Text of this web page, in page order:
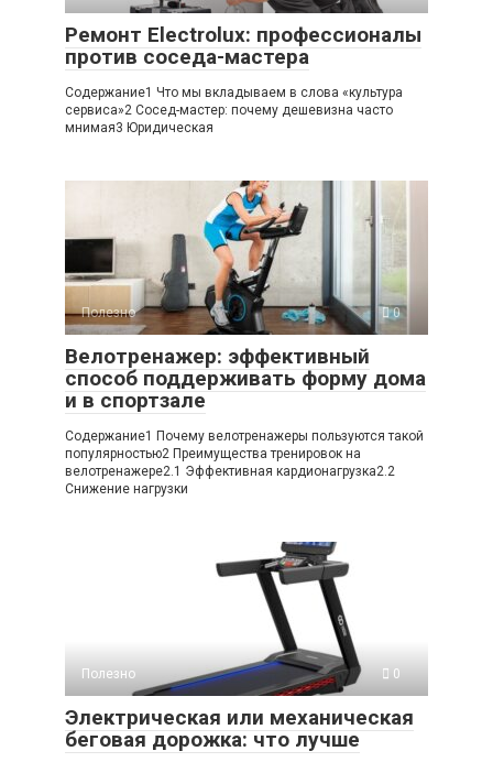
Ремонт Electrolux: профессионалы
против соседа-мастера
Содержание1 Что мы вкладываем в слова «культура
сервиса»2 Сосед-мастер: почему дешевизна часто
мнимая3 Юридическая
Полезно 0
Велотренажер: эффективный
способ поддерживать форму дома
и в спортзале
Содержание1 Почему велотренажеры пользуются такой
популярностью2 Преимущества тренировок на
велотренажере2.1 Эффективная кардионагрузка2.2
Снижение нагрузки
Полезно 0
Электрическая или механическая
беговая дорожка: что лучше